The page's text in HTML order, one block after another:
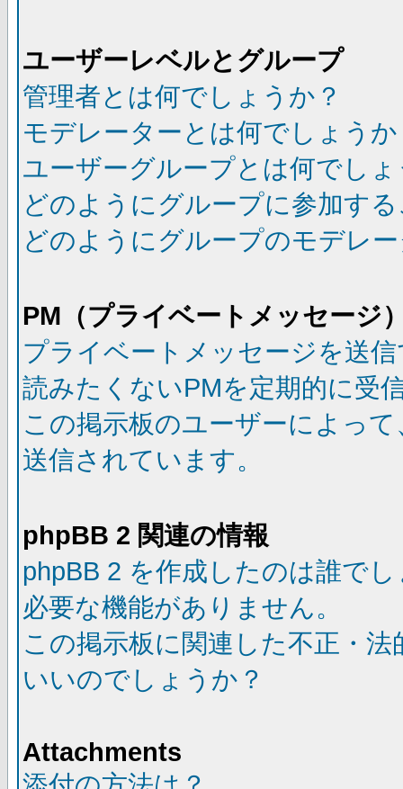
ユーザーレベルとグループ
管理者とは何でしょうか？
モデレーターとは何でしょうか
ユーザーグループとは何でし
どのようにグループに参加す
どのようにグループのモデレ
PM（プライベートメッセージ
プライベートメッセージを送
読みたくないPMを定期的に受
この掲示板のユーザーによっ
送信されています。
phpBB 2 関連の情報
phpBB 2 を作成したのは誰で
必要な機能がありません。
この掲示板に関連した不正・
いいのでしょうか？
Attachments